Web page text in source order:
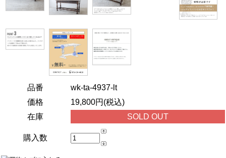
品番
wk-ta-4937-lt
価格
19,800円(税込)
在庫
SOLD OUT
購入数